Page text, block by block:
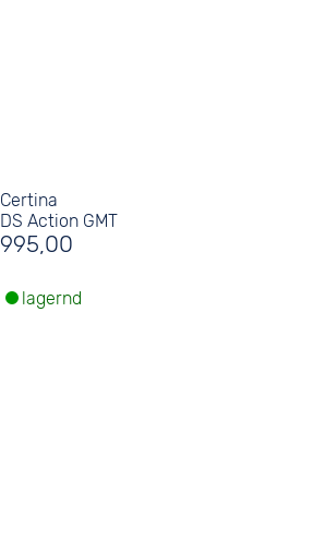
Certina
DS Action GMT
995,00
lagernd